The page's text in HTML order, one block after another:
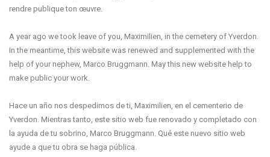
rendre publique ton œuvre.
A year ago we took leave of you, Maximilien, in the cemetery of Yverdon.
In the meantime, this website was renewed and supplemented with the
help of your nephew, Marco Bruggmann. May this new website help to
make public your work.
Hace un año nos despedimos de ti, Maximilien, en el cementerio de
Yverdon. Mientras tanto, este sitio web fue renovado y completado con
la ayuda de tu sobrino, Marco Bruggmann. Qué este nuevo sitio web
ayude a que tu obra se haga pública.